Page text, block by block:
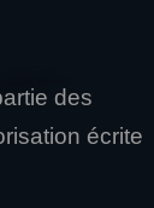
des
écrite